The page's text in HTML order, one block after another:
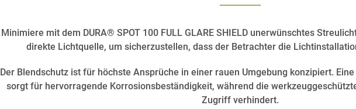
Minimiere mit dem DURA® SPOT 100 FULL GLARE SHIELD unerwünschtes
direkte Lichtquelle, um sicherzustellen, dass der Betrachter die
Der Blendschutz ist für höchste Ansprüche in einer rauen Umgebung konzipiert.
sorgt für hervorragende Korrosionsbeständigkeit, während die
Zugriff verhindert.